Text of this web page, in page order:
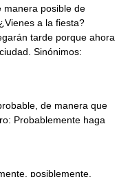
posible de
a la fiesta?
tarde porque ahora
Sinónimos:
de manera que
Probablemente haga
posiblemente,